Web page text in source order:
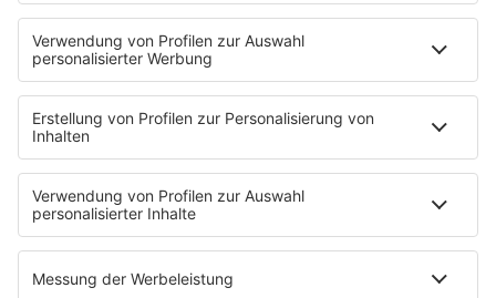
PODCAST
App
Alexa (externer Link zu Amazon)
CRR YouTube
SERVICE
Wetter